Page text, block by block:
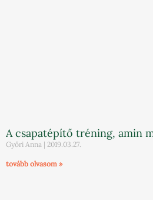
A csapatépítő tréning, amin
Győri Anna 2019.03.27.
tovább olvasom »